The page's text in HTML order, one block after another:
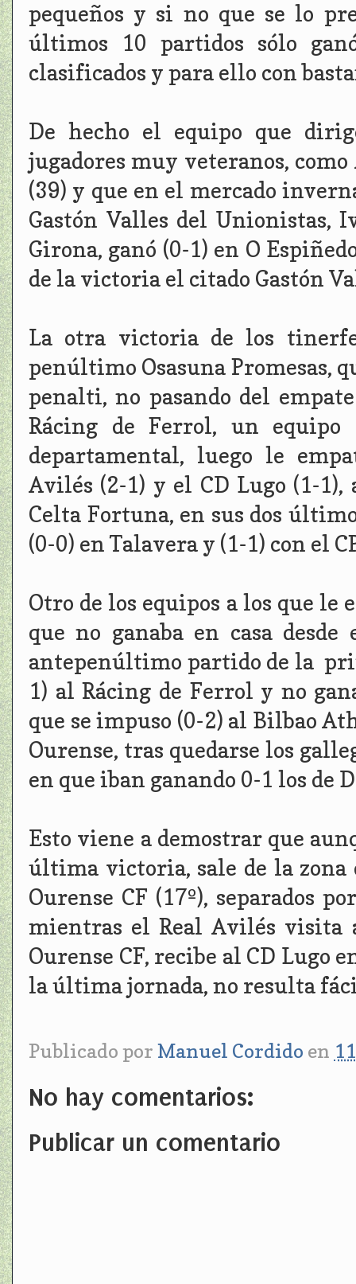
pequeños y si no que se lo
últimos 10 partidos sólo
clasificados y para ello con
De hecho el equipo que
jugadores muy veteranos,
(39) y que en el mercado
Gastón Valles del Unionistas,
Girona, ganó (0-1) en O
de la victoria el citado Gastón
La otra victoria de los
penúltimo Osasuna Promesas,
penalti, no pasando del
Rácing de Ferrol, un
departamental, luego le
Avilés (2-1) y el CD Lugo (1-
Celta Fortuna, en sus dos
(0-0) en Talavera y (1-1) con el
Otro de los equipos a los que le
que no ganaba en casa
antepenúltimo partido de la
1) al Rácing de Ferrol y no
que se impuso (0-2) al Bilbao
Ourense, tras quedarse los
en que iban ganando 0-1 los de
Esto viene a demostrar que
última victoria, sale de la zona
Ourense CF (17º), separados
mientras el Real Avilés visita
Ourense CF, recibe al CD Lugo
la última jornada, no resulta
Publicado por Manuel Cordido en
No hay comentarios:
Publicar un comentario